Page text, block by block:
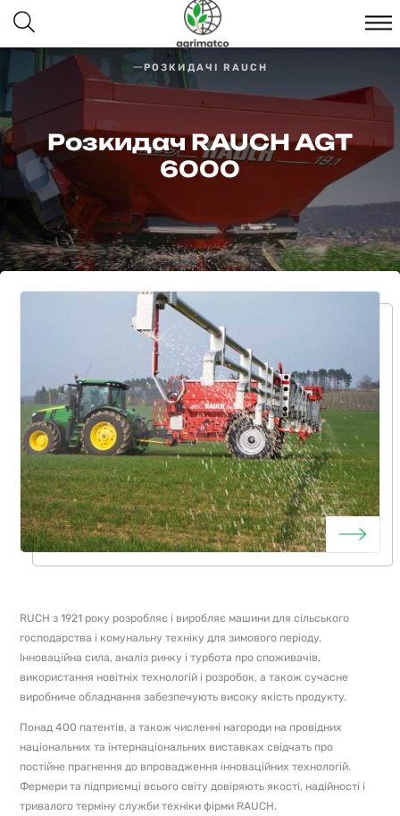
РОЗКИДАЧІ RAUCH
Розкидач RAUCH AGT
6000
RUCH з 1921 року розробляє і виробляє машини для сільського
господарства і комунальну техніку для зимового періоду.
Інноваційна сила, аналіз ринку і турбота про споживачів,
використання новітніх технологій і розробок, а також сучасне
виробниче обладнання забезпечують високу якість продукту.
Понад 400 патентів, а також численні нагороди на провідних
національних та інтернаціональних виставках свідчать про
постійне прагнення до впровадження інноваційних технологій.
Фермери та підприємці всього світу довіряють якості, надійності і
тривалого терміну служби техніки фірми RAUCH.